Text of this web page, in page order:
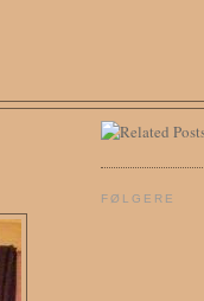
FØLGERE